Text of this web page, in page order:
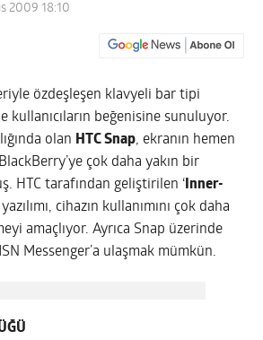
2009 18:10
özdeşleşen klavyeli bar tipi
kullanıcıların beğenisine sunuluyor.
olan HTC Snap, ekranın hemen
çok daha yakın bir
HTC tarafından geliştirilen ‘ Inner-
cihazın kullanımını çok daha
amaçlıyor. Ayrıca Snap üzerinde
Messenger’a ulaşmak mümkün.